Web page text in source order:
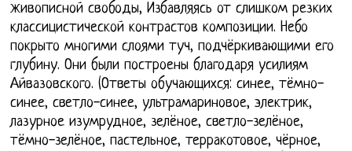
живописной свободы, Избавляясь от слишком резких
классицистической контрастов композиции. Небо
покрыто многими слоями туч, подчёркивающими его
глубину. Они были построены благодаря усилиям
Айвазовского. (Ответы обучающихся: синее, тёмно-
синее, светло-синее, ультрамариновое, электрик,
лазурное изумрудное, зелёное, светло-зелёное,
тёмно-зелёное, пастельное, терракотовое, чёрное,